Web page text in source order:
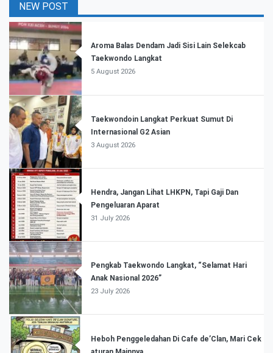
NEW POST
Aroma Balas Dendam Jadi Sisi Lain Selekcab
Taekwondo Langkat
5 August 2026
Taekwondoin Langkat Perkuat Sumut Di
Internasional G2 Asian
3 August 2026
Hendra, Jangan Lihat LHKPN, Tapi Gaji Dan
Pengeluaran Aparat
31 July 2026
Pengkab Taekwondo Langkat, “Selamat Hari
Anak Nasional 2026”
23 July 2026
Heboh Penggeledahan Di Cafe de’Clan, Mari Cek